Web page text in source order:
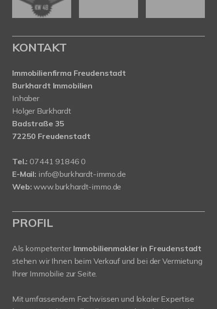
KONTAKT
Immobilienfirma Freudenstadt
Burkhardt Immobilien
Inhaber
Holger Burkhardt
Badstraße 35
72250 Freudenstadt
Tel.: 07441 91846 0
E-Mail: info@burkhardt-immo.de
Web: www.burkhardt-immo.de
PROFIL
Als kompetenter Immobilienmakler in Freudenstadt
stehen wir Ihnen beim Verkauf und bei der Vermietung
Ihrer Immobilie zur Seite.
Mit umfassendem Fachwissen und lokaler Expertise